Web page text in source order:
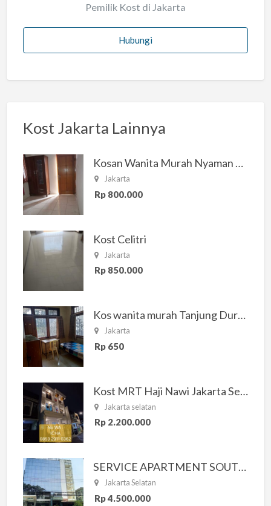
Pemilik Kost di Jakarta
Hubungi
Kost Jakarta Lainnya
Kosan Wanita Murah Nyaman di Jakarta Selatan
Jakarta
Rp 800.000
Kost Celitri
Jakarta
Rp 850.000
Kos wanita murah Tanjung Duren Jakarta Barat
Jakarta
Rp 650
Kost MRT Haji Nawi Jakarta Selatan
Jakarta selatan
Rp 2.200.000
SERVICE APARTMENT SOUTH RESIDENCE
Jakarta Selatan
Rp 4.500.000